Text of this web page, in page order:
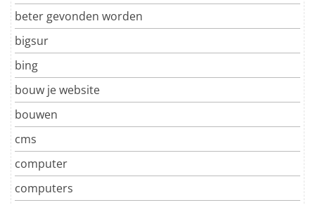
beter gevonden worden
bigsur
bing
bouw je website
bouwen
cms
computer
computers